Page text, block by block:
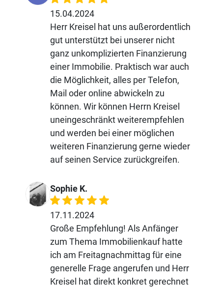
15.04.2024
Herr Kreisel hat uns außerordentlich
gut unterstützt bei unserer nicht
ganz unkomplizierten Finanzierung
einer Immobilie. Praktisch war auch
die Möglichkeit, alles per Telefon,
Mail oder online abwickeln zu
können. Wir können Herrn Kreisel
uneingeschränkt weiterempfehlen
und werden bei einer möglichen
weiteren Finanzierung gerne wieder
auf seinen Service zurückgreifen.
Sophie K.
17.11.2024
Große Empfehlung! Als Anfänger
zum Thema Immobilienkauf hatte
ich am Freitagnachmittag für eine
generelle Frage angerufen und Herr
Kreisel hat direkt konkret gerechnet